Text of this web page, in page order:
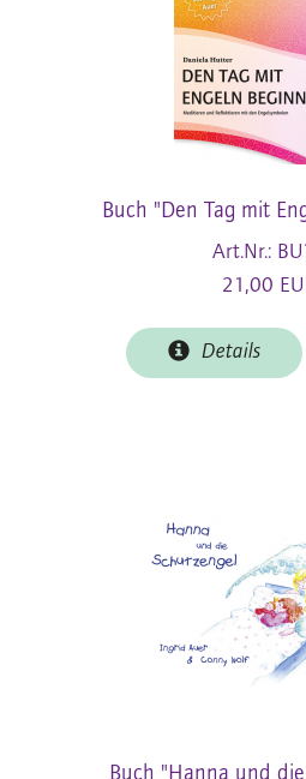
Buch "Den Tag mit
Art.Nr.:
21,00
Details